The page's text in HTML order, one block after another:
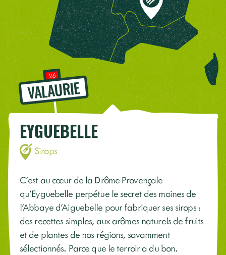
26
VALAURIE
EYGUEBELLE
Sirops
C’est au cœur de la Drôme Provençale
qu’Eyguebelle perpétue le secret des moines de
l'Abbaye d'Aiguebelle pour fabriquer ses sirops :
des recettes simples, aux arômes naturels de fruits
et de plantes de nos régions, savamment
sélectionnés. Parce que le terroir a du bon.